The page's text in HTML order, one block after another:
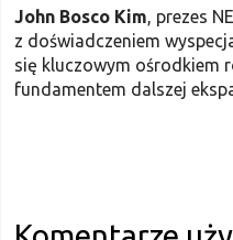
John Bosco Kim, prezes
z doświadczeniem
się kluczowym ośrodkiem
fundamentem dalszej